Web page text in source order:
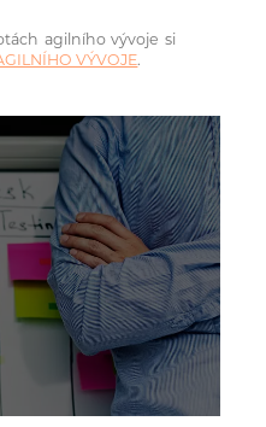
agilního vývoje si
VÝVOJE.